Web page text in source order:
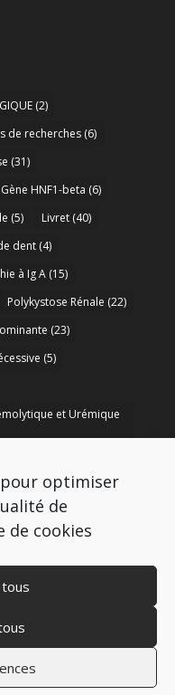
optimiser
de
cookies
(2)
de recherches(6)
(31)
Gène HNF1-beta (6)
(5) Livret(40)
dent(4)
à Ig A(15)
Polykystose Rénale (22)
(23)
(5)
et Urémique
d’Alport(37)
- FRANCE
de cookies
des données